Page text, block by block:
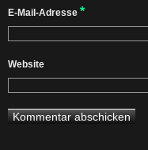
E-Mail-Adresse *
Website